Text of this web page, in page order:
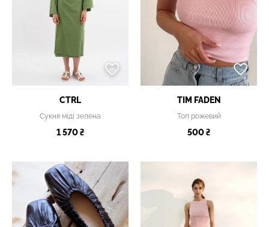
CTRL
Сукня міді зелена
1 570 ₴
TIM FADEN
Топ рожевий
500 ₴